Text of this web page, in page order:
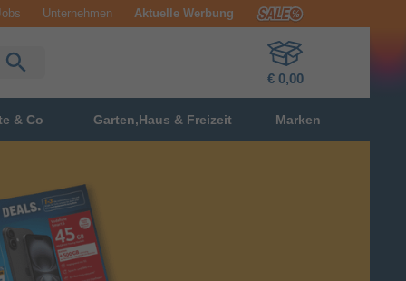
Unternehmen Aktuelle Werbung
€ 0,00
& Co Garten,Haus & Freizeit Marken